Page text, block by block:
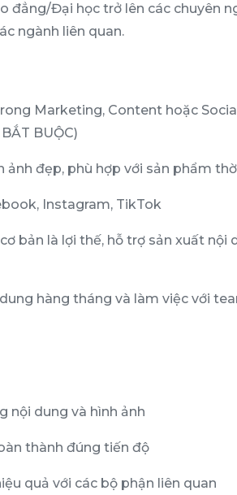
đẳng/Đại học trở lên các chuyên
ngành liên quan.
Marketing, Content hoặc
BUỘC)
ảnh đẹp, phù hợp với sản phẩm
Instagram, TikTok
bản là lợi thế, hỗ trợ sản xuất nội
hàng tháng và làm việc với
nội dung và hình ảnh
thành đúng tiến độ
quả với các bộ phận liên quan